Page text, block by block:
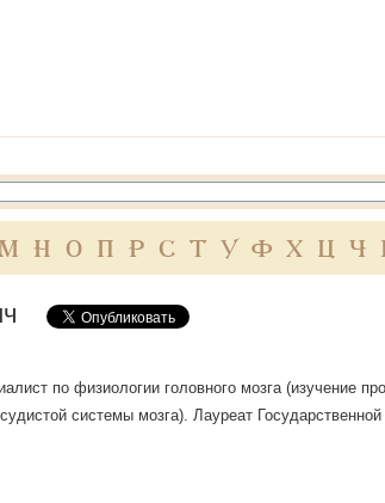
М Н О П Р С Т У Ф Х Ц Ч
по физиологии головного мозга (изучение
системы мозга). Лауреат